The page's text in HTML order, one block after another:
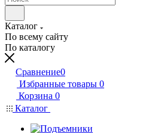
Каталог
По всему сайту
По каталогу
Сравнение0
Избранные товары 0
Корзина 0
Каталог